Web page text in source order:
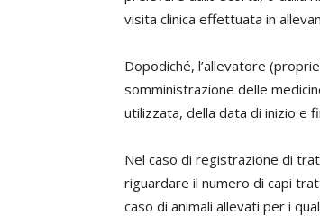
visita clinica effettuata in
Dopodiché, l’allevatore
somministrazione delle
utilizzata, della data di inizio e
Nel caso di registrazione di
riguardare il numero di capi
caso di animali allevati per i